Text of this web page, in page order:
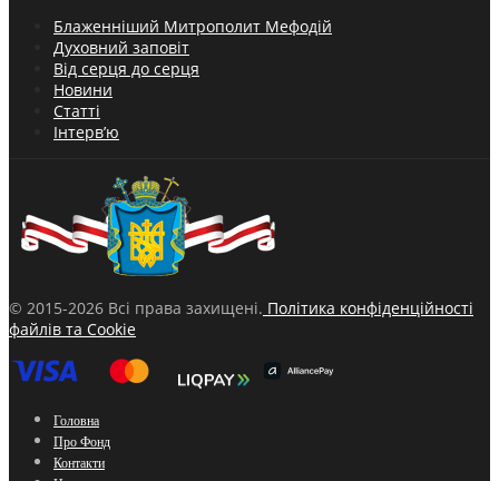
Блаженніший Митрополит Мефодій
Духовний заповіт
Від серця до серця
Новини
Статті
Інтерв’ю
© 2015-2026 Всі права захищені. Політика конфіденційності
файлів та Cookie
Головна
Про Фонд
Контакти